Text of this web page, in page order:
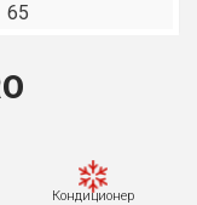
65
Кондиционер